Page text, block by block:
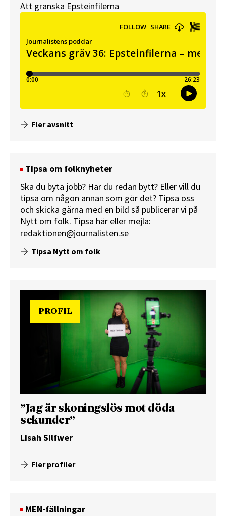
Att granska Epsteinfilerna
Fler avsnitt
Tipsa om folknyheter
Ska du byta jobb? Har du redan bytt? Eller vill du
tipsa om någon annan som gör det? Tipsa oss
och skicka gärna med en bild så publicerar vi på
Nytt om folk. Tipsa här eller mejla:
redaktionen@journalisten.se
Tipsa Nytt om folk
PROFIL
”Jag är skoningslös mot döda
sekunder”
Lisah Silfwer
Fler profiler
MEN-fällningar